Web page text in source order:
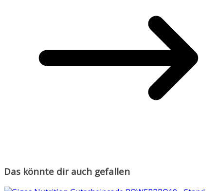
Das könnte dir auch gefallen